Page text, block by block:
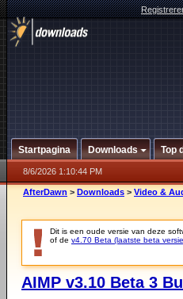
Startpagina Downloads Top
8/6/2026 1:10:44 PM
AfterDawn > Downloads > Video &
Dit is een oude versie van deze
of de v4.70 Beta (laatste beta
AIMP v3.10 Beta 3